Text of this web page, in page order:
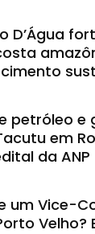
D’Água
petróleo e
em
da ANP
um Vice-
Velho?